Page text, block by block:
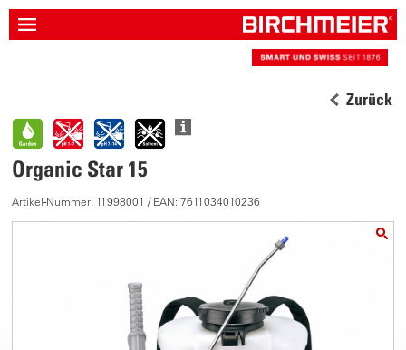
Zurück
Organic Star 15
Artikel-Nummer: 11998001 / EAN: 7611034010236